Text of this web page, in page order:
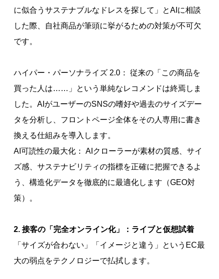
に似合うサステナブルなドレスを探して」とAIに相談
した際、自社商品が筆頭に挙がるための対策が不可欠
です。
ハイパー・パーソナライズ 2.0： 従来の「この商品を
買った人は……」という単純なレコメンドは終焉しま
した。AIがユーザーのSNSの嗜好や過去のサイズデー
タを分析し、フロントページ全体をその人専用に書き
換える仕組みを導入します。
AI可読性の最大化： AIクローラーが素材の質感、サイ
ズ感、サステナビリティの指標を正確に把握できるよ
う、構造化データを徹底的に最適化します（GEO対
策）。
2. 接客の「完全オンライン化」：ライブと仮想試着
「サイズが合わない」「イメージと違う」というEC最
大の弱点をテクノロジーで払拭します。